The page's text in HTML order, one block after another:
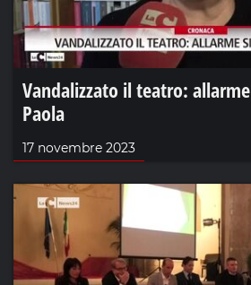
Vandalizzato il teatro:
Paola
17 novembre 2023